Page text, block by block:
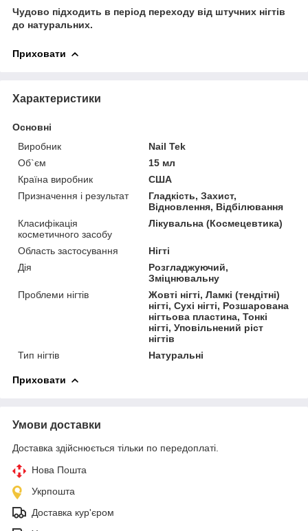
Чудово підходить в період переходу від штучних нігтів
до натуральних.
Приховати
Характеристики
Основні
Виробник
Nail Tek
Об`єм
15 мл
Країна виробник
США
Призначення і результат
Гладкість, Захист,
Відновлення, Відбілювання
Класифікація
косметичного засобу
Лікувальна (Космецевтика)
Область застосування
Нігті
Дія
Розгладжуючий,
Зміцнювальну
Проблеми нігтів
Жовті нігті, Ламкі (тендітні)
нігті, Сухі нігті, Розшарована
нігтьова пластина, Тонкі
нігті, Уповільнений ріст
нігтів
Тип нігтів
Натуральні
Приховати
Умови доставки
Доставка здійснюється тільки по передоплаті.
Нова Пошта
Укрпошта
Доставка кур'єром